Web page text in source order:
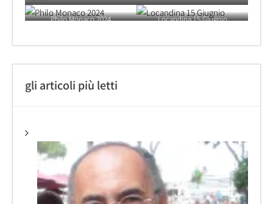
Philo Monaco 2024 Locandina 15 Giugnio
gli articoli più letti